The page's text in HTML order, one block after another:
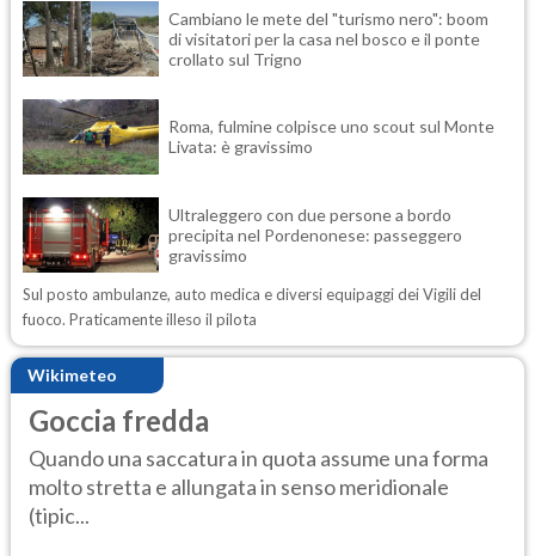
Cambiano le mete del "turismo nero": boom
di visitatori per la casa nel bosco e il ponte
crollato sul Trigno
Roma, fulmine colpisce uno scout sul Monte
Livata: è gravissimo
Ultraleggero con due persone a bordo
precipita nel Pordenonese: passeggero
gravissimo
Sul posto ambulanze, auto medica e diversi equipaggi dei Vigili del
fuoco. Praticamente illeso il pilota
Wikimeteo
Goccia fredda
Quando una saccatura in quota assume una forma
molto stretta e allungata in senso meridionale
(tipic...